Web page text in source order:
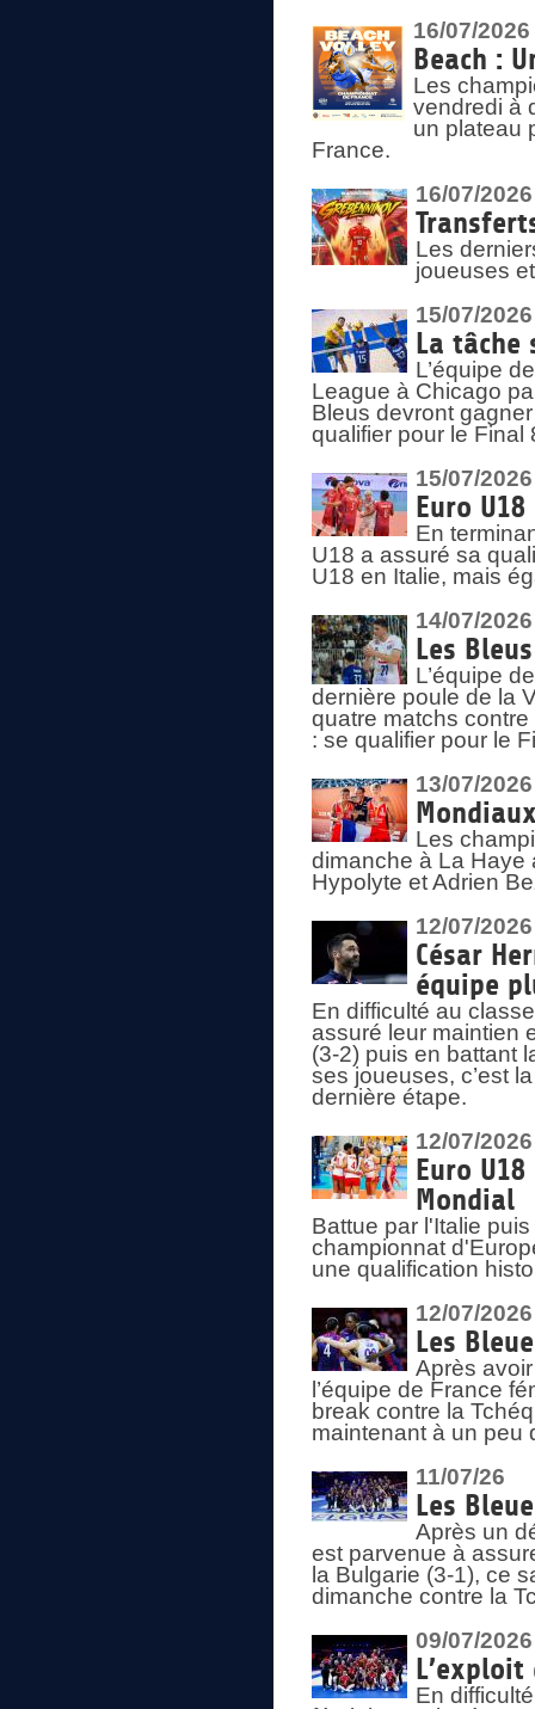
16/07/2026
Beach :
Les
vendredi à
un plateau
France.
16/07/2026
Les
joueuses
15/07/2026
La tâche
L’équipe
League à Chicago
Bleus devront
qualifier pour le Final
15/07/2026
Euro
En
U18 a assuré sa
U18 en Italie, mais
14/07/2026
Les
L’équipe
dernière poule de la
quatre matchs
: se qualifier pour le
13/07/2026
Les
dimanche à La Haye
Hypolyte et Adrien
12/07/2026
César
équipe
En difficulté au
assuré leur maintien
(3-2) puis en battant
ses joueuses, c’est
dernière étape.
12/07/2026
Euro
Mondial
Battue par l'Italie
championnat
une qualification
12/07/2026
Les
Après
l’équipe de France
break contre la
maintenant à un peu
11/07/26
Les
Après un
est parvenue à
la Bulgarie (3-1), ce
dimanche contre la
09/07/2026
En